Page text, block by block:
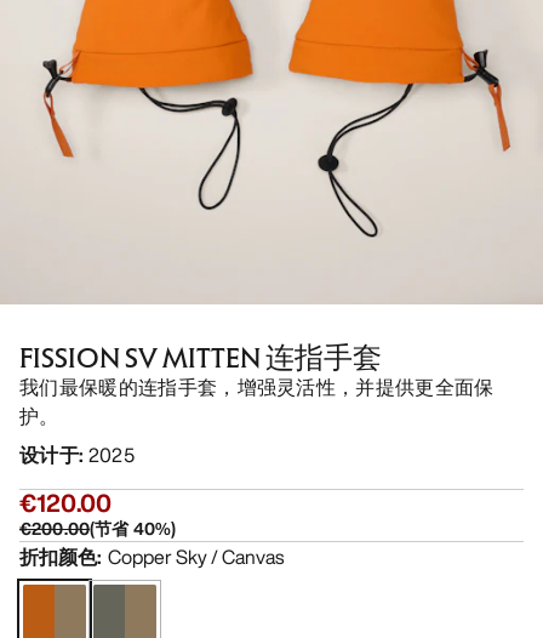
FISSION SV MITTEN 连指手套
我们最保暖的连指手套，增强灵活性，并提供更全面保
护。
设计于: 2025
€120.00
€200.00(节省40%)
折扣颜色: Copper Sky / Canvas